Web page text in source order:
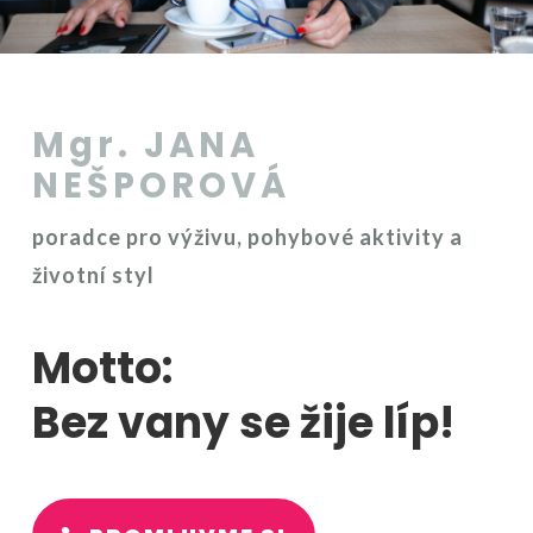
Mgr. JANA
NEŠPOROVÁ
poradce pro výživu, pohybové aktivity a
životní styl
Motto:
Bez vany se žije líp!